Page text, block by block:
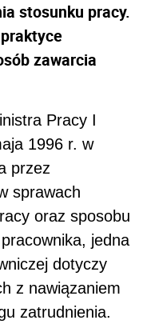
stosunku pracy.
zawarcia
Pracy I
1996 r. w
przez
sprawach
oraz sposobu
jedna
dotyczy
z nawiązaniem
zatrudnienia.